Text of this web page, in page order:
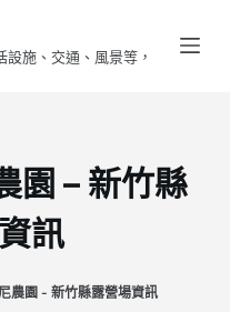
施、交通、風景等，
園 – 新竹縣
訊
農園 - 新竹縣露營場資訊